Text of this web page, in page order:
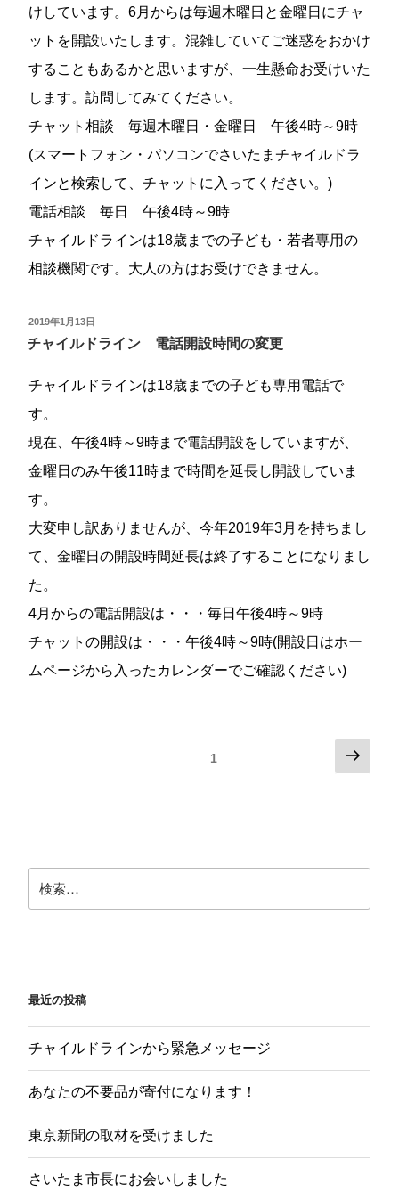
けしています。6月からは毎週木曜日と金曜日にチャ
ットを開設いたします。混雑していてご迷惑をおかけ
することもあるかと思いますが、一生懸命お受けいた
します。訪問してみてください。
チャット相談 毎週木曜日・金曜日 午後4時～9時
(スマートフォン・パソコンでさいたまチャイルドラ
インと検索して、チャットに入ってください。)
電話相談 毎日 午後4時～9時
チャイルドラインは18歳までの子ども・若者専用の
相談機関です。大人の方はお受けできません。
投
稿
2019年1月13日
チャイルドライン 電話開設時間の変更
チャイルドラインは18歳までの子ども専用電話で
す。
現在、午後4時～9時まで電話開設をしていますが、
金曜日のみ午後11時まで時間を延長し開設していま
す。
大変申し訳ありませんが、今年2019年3月を持ちまし
て、金曜日の開設時間延長は終了することになりまし
た。
4月からの電話開設は・・・毎日午後4時～9時
チャットの開設は・・・午後4時～9時(開設日はホー
ムページから入ったカレンダーでご確認ください)
り
1
次
の
検
最近の投稿
チャイルドラインから緊急メッセージ
あなたの不要品が寄付になります！
東京新聞の取材を受けました
さいたま市長にお会いしました